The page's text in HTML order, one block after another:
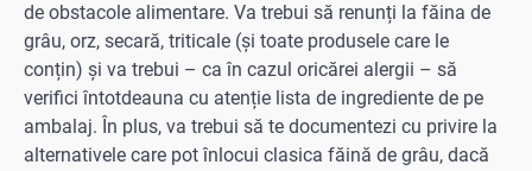
de obstacole alimentare. Va trebui să renunți la făina de
grâu, orz, secară, triticale (și toate produsele care le
conțin) și va trebui – ca în cazul oricărei alergii – să
verifici întotdeauna cu atenție lista de ingrediente de pe
ambalaj. În plus, va trebui să te documentezi cu privire la
alternativele care pot înlocui clasica făină de grâu, dacă